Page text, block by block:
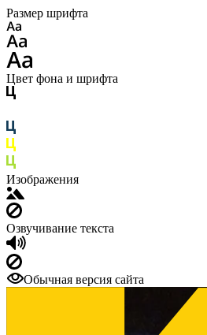
Размер шрифта
Цвет фона и шрифта
Изображения
Озвучивание текста
Обычная версия сайта